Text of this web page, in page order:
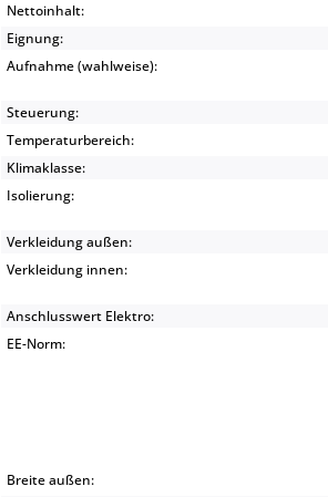
Nettoinhalt:
Eignung:
Aufnahme (wahlweise):
Steuerung:
Temperaturbereich:
Klimaklasse:
Isolierung:
Verkleidung außen:
Verkleidung innen:
Anschlusswert Elektro:
EE-Norm:
Breite außen: